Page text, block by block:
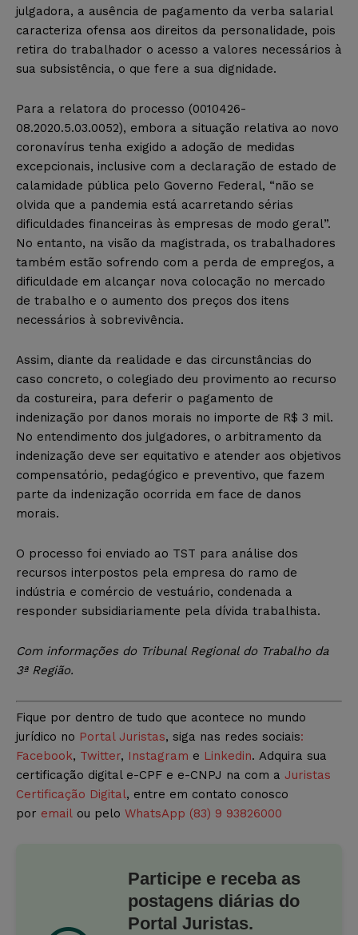
julgadora, a ausência de pagamento da verba salarial
caracteriza ofensa aos direitos da personalidade, pois
retira do trabalhador o acesso a valores necessários à
sua subsistência, o que fere a sua dignidade.
Para a relatora do processo (0010426-
08.2020.5.03.0052), embora a situação relativa ao novo
coronavírus tenha exigido a adoção de medidas
excepcionais, inclusive com a declaração de estado de
calamidade pública pelo Governo Federal, “não se
olvida que a pandemia está acarretando sérias
dificuldades financeiras às empresas de modo geral”.
No entanto, na visão da magistrada, os trabalhadores
também estão sofrendo com a perda de empregos, a
dificuldade em alcançar nova colocação no mercado
de trabalho e o aumento dos preços dos itens
necessários à sobrevivência.
Assim, diante da realidade e das circunstâncias do
caso concreto, o colegiado deu provimento ao recurso
da costureira, para deferir o pagamento de
indenização por danos morais no importe de R$ 3 mil.
No entendimento dos julgadores, o arbitramento da
indenização deve ser equitativo e atender aos objetivos
compensatório, pedagógico e preventivo, que fazem
parte da indenização ocorrida em face de danos
morais.
O processo foi enviado ao TST para análise dos
recursos interpostos pela empresa do ramo de
indústria e comércio de vestuário, condenada a
responder subsidiariamente pela dívida trabalhista.
Com informações do Tribunal Regional do Trabalho da
3ª Região.
Fique por dentro de tudo que acontece no mundo
jurídico no Portal Juristas, siga nas redes sociais:
Facebook, Twitter, Instagram e Linkedin. Adquira sua
certificação digital e-CPF e e-CNPJ na com a Juristas
Certificação Digital, entre em contato conosco
por email ou pelo WhatsApp (83) 9 93826000
Participe e receba as
postagens diárias do
Portal Juristas.